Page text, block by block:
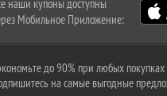
наши купоны доступны
Мобильное Приложение:
до 90% при любых покупках
на самые выгодные